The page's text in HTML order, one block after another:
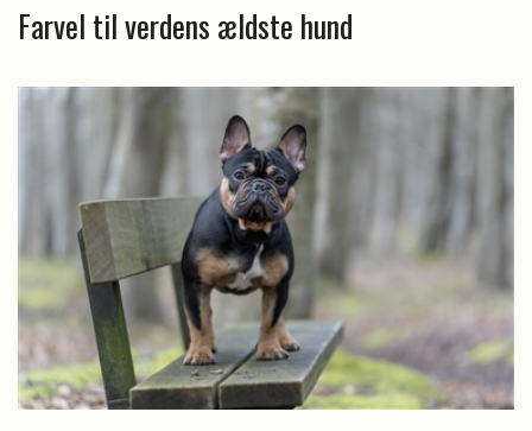
Farvel til verdens ældste hund